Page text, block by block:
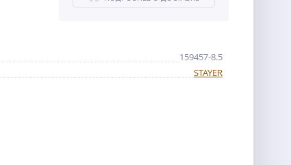
159457-8.5
STAYER